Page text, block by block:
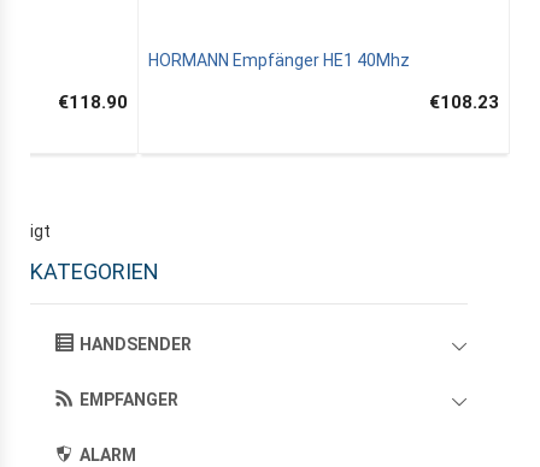
€118.90
HORMANN Empfänger HE1 40Mhz
€108.23
KATEGORIEN
HANDSENDER
EMPFANGER
ALARM